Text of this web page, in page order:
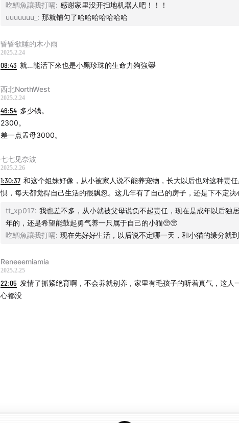
吃鯛魚讓我打嗝: 感谢家里没开扫地机器人吧！！！
uuuuuuu_ : 那就铺匀了哈哈哈哈哈哈哈
昏昏欲睡的木小雨
2025.2.24
08:43 就…能活下來也是小黑珍珠的生命力夠強😹
西北NorthWest
2025.2.24
46:54 多少钱。
2300。
差一点孟母3000。
七七见奈波
2025.2.26
1:30:37 和这个姐妹好像，从小被家人说不能养宠物，长大以后也对这种责
惧，每天都觉得自己生活的很飘忽。这几年有了自己的房子，还是下不定决
tt_xp017: 我也差不多，从小就被父母说负不起责任，现在是成年以后独
年的，还是希望能鼓起勇气养一只属于自己的小猫🥺🥺
吃鯛魚讓我打嗝: 现在先好好生活，以后说不定哪一天，和小猫的缘分就到
Reneeemiamia
2025.2.25
22:05 发情了抓紧绝育啊，不会养就别养，家里有毛孩子的听着真气，这人
心都没